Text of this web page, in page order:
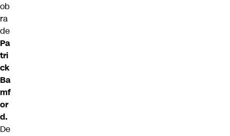
ob
ra
de
Pa
tri
ck
Ba
mf
or
d.
De